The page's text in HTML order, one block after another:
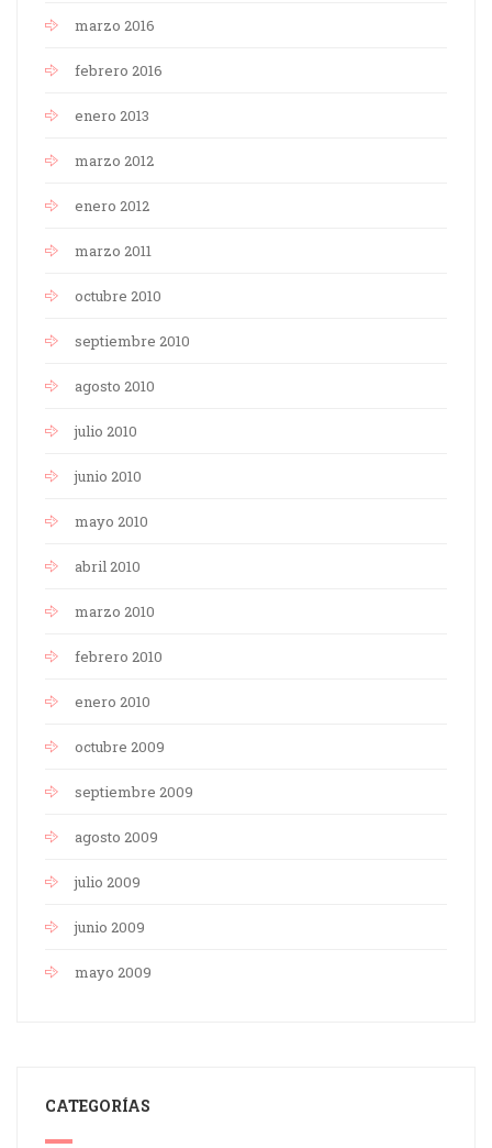
marzo 2016
febrero 2016
enero 2013
marzo 2012
enero 2012
marzo 2011
octubre 2010
septiembre 2010
agosto 2010
julio 2010
junio 2010
mayo 2010
abril 2010
marzo 2010
febrero 2010
enero 2010
octubre 2009
septiembre 2009
agosto 2009
julio 2009
junio 2009
mayo 2009
CATEGORÍAS